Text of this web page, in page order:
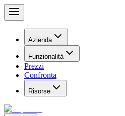
Azienda
Funzionalità
Prezzi
Confronta
Risorse